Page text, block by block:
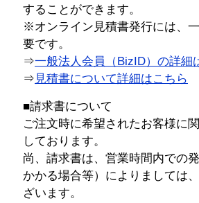
することができます。
※オンライン見積書発行には、
要です。
⇒一般法人会員（BizID）の詳細
⇒ 見積書について詳細はこちら
■請求書について
ご注文時に希望されたお客様に
しております。
尚、請求書は、営業時間内での
かかる場合等）によりましては
ざいます。